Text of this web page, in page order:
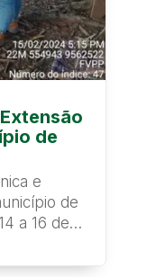
de
e
de
a 16 de